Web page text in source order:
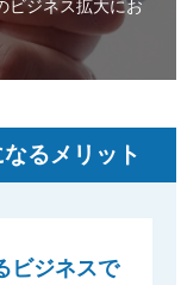
ビジネス拡大にお
るメリット
ビジネスで